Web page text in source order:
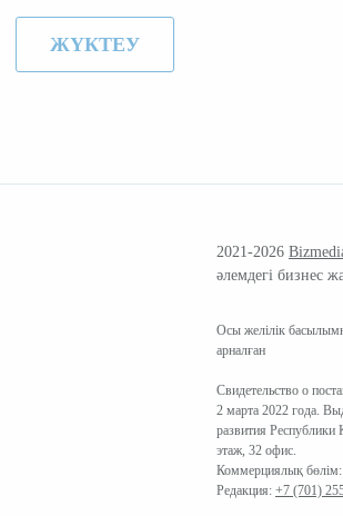
ЖҮКТЕУ
2021-2026
әлемдегі бизнес
Осы желілік
арналған
Свидетельство о
2 марта 2022 года.
развития Республики
этаж, 32 офис.
Коммерциялық бөлім:
Редакция: +7 (701)